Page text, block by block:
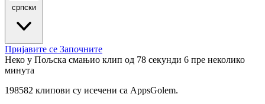
српски
Пријавите се Започните
Неко у Пољска смањио клип од 78 секунди 6 пре неколико
минута
198582 клипови су исечени са AppsGolem.